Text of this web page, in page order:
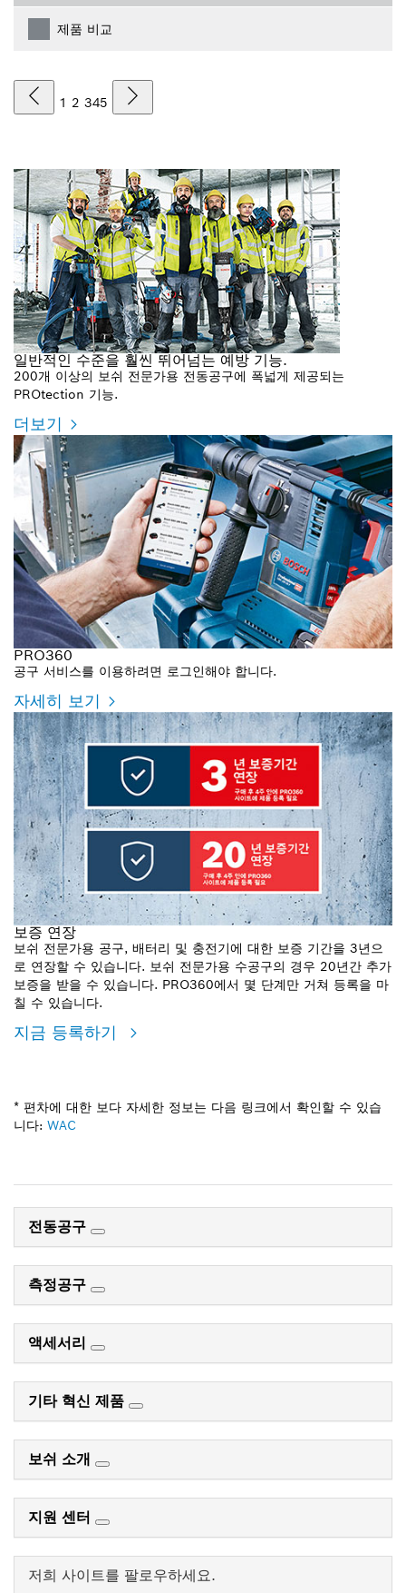
제품 비교
1 2 345
일반적인 수준을 훨씬 뛰어넘는 예방 기능.
200개 이상의 보쉬 전문가용 전동공구에 폭넓게 제공되는
PROtection 기능.
더보기
PRO360
공구 서비스를 이용하려면 로그인해야 합니다.
자세히 보기
보증 연장
보쉬 전문가용 공구, 배터리 및 충전기에 대한 보증 기간을 3년으
로 연장할 수 있습니다. 보쉬 전문가용 수공구의 경우 20년간 추가
보증을 받을 수 있습니다. PRO360에서 몇 단계만 거쳐 등록을 마
칠 수 있습니다.
지금 등록하기
* 편차에 대한 보다 자세한 정보는 다음 링크에서 확인할 수 있습
니다: WAC
전동공구
측정공구
액세서리
기타 혁신 제품
보쉬 소개
지원 센터
저희 사이트를 팔로우하세요.